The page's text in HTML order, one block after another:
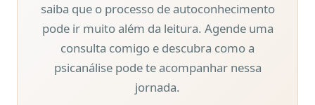
saiba que o processo de autoconhecimento
pode ir muito além da leitura. Agende uma
consulta comigo e descubra como a
psicanálise pode te acompanhar nessa
jornada.